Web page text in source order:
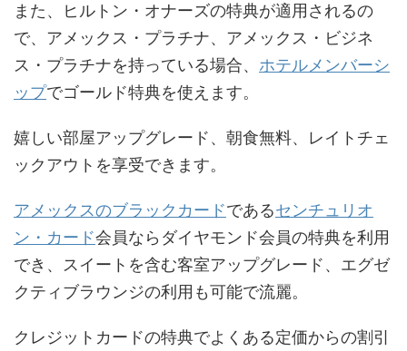
また、ヒルトン・オナーズの特典が適用されるの
で、アメックス・プラチナ、アメックス・ビジネ
ス・プラチナを持っている場合、 ホテルメンバーシ
ップでゴールド特典を使えます。
嬉しい部屋アップグレード、朝食無料、レイトチェ
ックアウトを享受できます。
アメックスのブラックカードであるセンチュリオ
ン・カード会員ならダイヤモンド会員の特典を利用
でき、スイートを含む客室アップグレード、エグゼ
クティブラウンジの利用も可能で流麗。
クレジットカードの特典でよくある定価からの割引